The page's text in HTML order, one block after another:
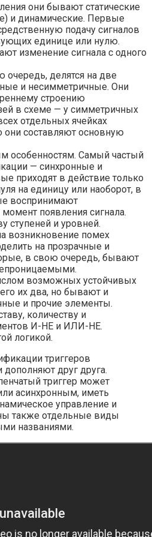
они бывают статические
и динамические. Первые
подачу сигналов
единице или нулю.
изменение сигнала с одного
очередь, делятся на две
и несимметричные. Они
строению
в схеме — у симметричных
отдельных ячейках
они составляют основную
особенностям. Самый частый
— синхронные и
приходят в действие только
на единицу или наоборот, в
воспринимают
появления сигнала.
ступеней и уровней.
возникновение помех
на прозрачные и
в свою очередь, бывают
возможных устойчивых
их два, но бывают и
и прочие элементы.
количеству и
И-НЕ и ИЛИ-НЕ.
логикой.
триггеров
друг друга.
триггер может
асинхронным, иметь
управление и
также отдельные виды
названиями.